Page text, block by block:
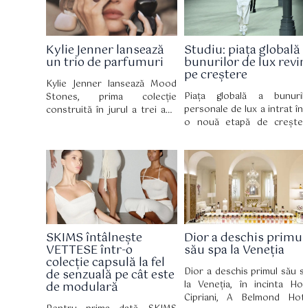
de modă italiene,
totodată lansarea
Prada Paradoxe
Chemistry Eau de Parfum,
nouă creație olfactivă
semnătură fructată și florală.
Kylie Jenner lansează
un trio de parfumuri
Kylie Jenner lansează Mood
Stones, prima colecție
construită în jurul a trei ape
iulie pe site-ul Kylie
Cosmetics, iar din 2 august
este disponibilă și în
magazinele partenerilor..
Studiu: piața globală
bunurilor de lux
pe creștere
Piața globală a
personale de lux a intrat
o nouă etapă de
mai sustenabilă, potrivit
de-a 12-a ediții a
True Luxury Global
Insights, realizat de
Consulting Group
pentru Altagamma.
SKIMS întâlnește
VETTESE într-o
colecție capsulă la fel
de senzuală pe cât este
de modulară
Dior a deschis
său spa la Veneția
Dior a deschis primul său
la Veneția, în incinta
Cipriani, A Belmond